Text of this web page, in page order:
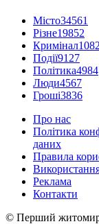
Місто34561
Різне19852
Кримінал
Події9127
Політика4984
Люди4567
Гроші3836
Про нас
Політика
даних
Правила
Реклама
Контакти
© Перший